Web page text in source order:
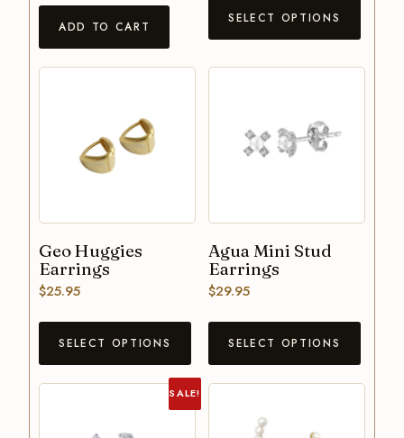
ADD TO CART
SELECT OPTIONS
Geo Huggies
Earrings
$25.95
SELECT OPTIONS
Agua Mini Stud
Earrings
$29.95
SELECT OPTIONS
SALE!